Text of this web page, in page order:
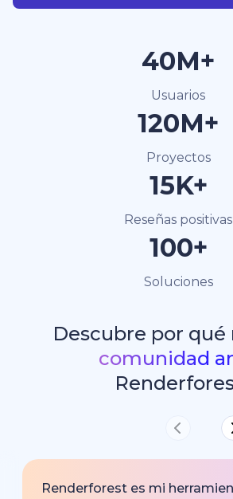
40M+
Usuarios
120M+
Proyectos
15K+
Reseñas positivas
100+
Soluciones
Descubre por qué
comunidad
Renderforest es mi